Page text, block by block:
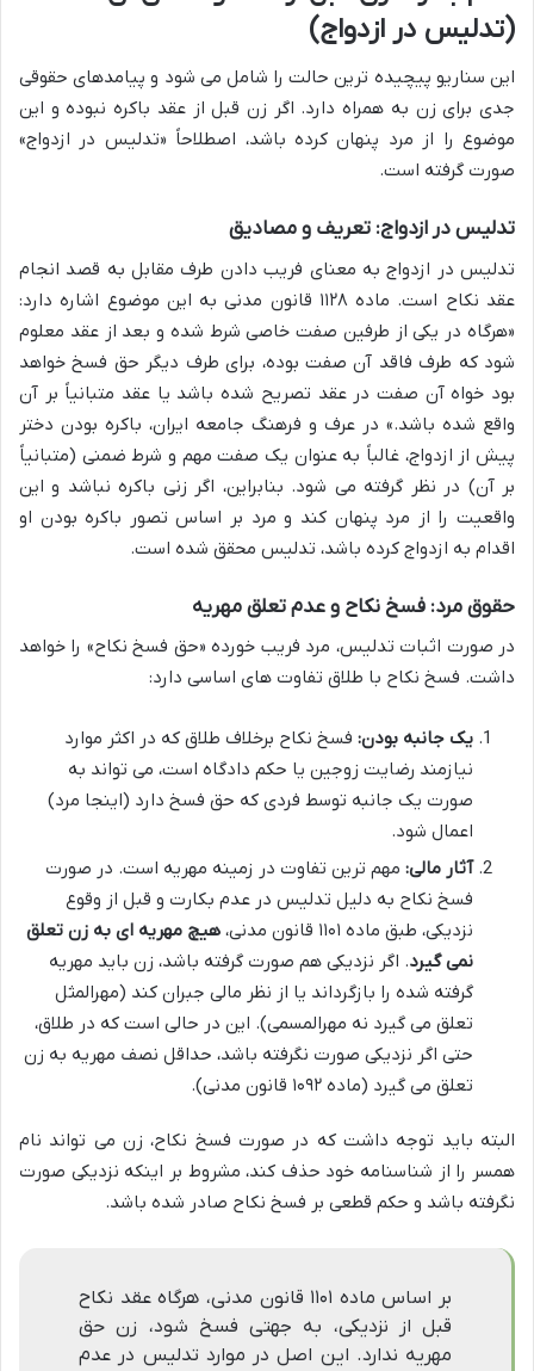
(تدلیس در ازدواج)
این سناریو پیچیده ترین حالت را شامل می شود و پیامدهای حقوقی
جدی برای زن به همراه دارد. اگر زن قبل از عقد باکره نبوده و این
موضوع را از مرد پنهان کرده باشد، اصطلاحاً «تدلیس در ازدواج»
صورت گرفته است.
تدلیس در ازدواج: تعریف و مصادیق
تدلیس در ازدواج به معنای فریب دادن طرف مقابل به قصد انجام
عقد نکاح است. ماده ۱۱۲۸ قانون مدنی به این موضوع اشاره دارد:
«هرگاه در یکی از طرفین صفت خاصی شرط شده و بعد از عقد معلوم
شود که طرف فاقد آن صفت بوده، برای طرف دیگر حق فسخ خواهد
بود خواه آن صفت در عقد تصریح شده باشد یا عقد متبانیاً بر آن
واقع شده باشد.» در عرف و فرهنگ جامعه ایران، باکره بودن دختر
پیش از ازدواج، غالباً به عنوان یک صفت مهم و شرط ضمنی (متبانیاً
بر آن) در نظر گرفته می شود. بنابراین، اگر زنی باکره نباشد و این
واقعیت را از مرد پنهان کند و مرد بر اساس تصور باکره بودن او
اقدام به ازدواج کرده باشد، تدلیس محقق شده است.
حقوق مرد: فسخ نکاح و عدم تعلق مهریه
در صورت اثبات تدلیس، مرد فریب خورده «حق فسخ نکاح» را خواهد
داشت. فسخ نکاح با طلاق تفاوت های اساسی دارد:
یک جانبه بودن: فسخ نکاح برخلاف طلاق که در اکثر موارد
نیازمند رضایت زوجین یا حکم دادگاه است، می تواند به
صورت یک جانبه توسط فردی که حق فسخ دارد (اینجا مرد)
اعمال شود.
آثار مالی: مهم ترین تفاوت در زمینه مهریه است. در صورت
فسخ نکاح به دلیل تدلیس در عدم بکارت و قبل از وقوع
نزدیکی، طبق ماده ۱۱۰۱ قانون مدنی،
هیچ مهریه ای به زن تعلق
نمی گیرد. اگر نزدیکی هم صورت گرفته باشد، زن باید مهریه
گرفته شده را بازگرداند یا از نظر مالی جبران کند (مهرالمثل
تعلق می گیرد نه مهرالمسمی). این در حالی است که در طلاق،
حتی اگر نزدیکی صورت نگرفته باشد، حداقل نصف مهریه به زن
تعلق می گیرد (ماده ۱۰۹۲ قانون مدنی).
البته باید توجه داشت که در صورت فسخ نکاح، زن می تواند نام
همسر را از شناسنامه خود حذف کند، مشروط بر اینکه نزدیکی صورت
نگرفته باشد و حکم قطعی بر فسخ نکاح صادر شده باشد.
بر اساس ماده ۱۱۰۱ قانون مدنی، هرگاه عقد نکاح
قبل از نزدیکی، به جهتی فسخ شود، زن حق
مهریه ندارد. این اصل در موارد تدلیس در عدم